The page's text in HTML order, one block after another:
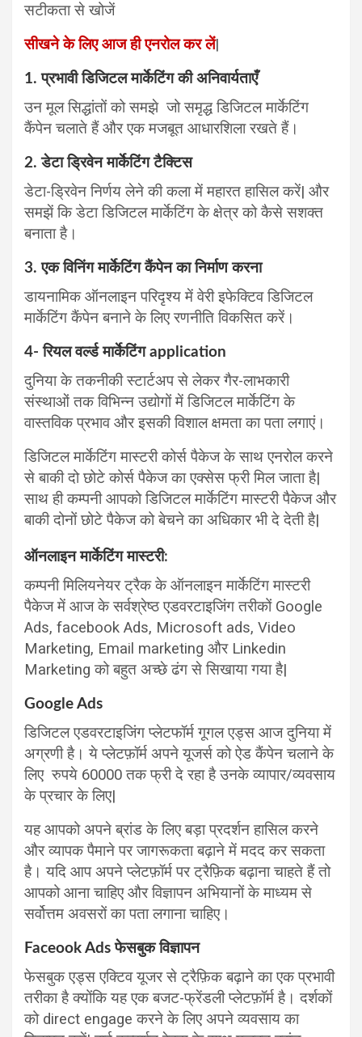
सटीकता से खोजें
सीखने के लिए आज ही एनरोल कर लें|
1. प्रभावी डिजिटल मार्केटिंग की अनिवार्यताएँ
उन मूल सिद्धांतों को समझे जो समृद्ध डिजिटल मार्केटिंग
कैंपेन चलाते हैं और एक मजबूत आधारशिला रखते हैं।
2. डेटा ड्रिवेन मार्केटिंग टैक्टिस
डेटा-ड्रिवेन निर्णय लेने की कला में महारत हासिल करें| और
समझें कि डेटा डिजिटल मार्केटिंग के क्षेत्र को कैसे सशक्त
बनाता है।
3. एक विनिंग मार्केटिंग कैंपेन का निर्माण करना
डायनामिक ऑनलाइन परिदृश्य में वेरी इफेक्टिव डिजिटल
मार्केटिंग कैंपेन बनाने के लिए रणनीति विकसित करें।
4- रियल वर्ल्ड मार्केटिंग application
दुनिया के तकनीकी स्टार्टअप से लेकर गैर-लाभकारी
संस्थाओं तक विभिन्न उद्योगों में डिजिटल मार्केटिंग के
वास्तविक प्रभाव और इसकी विशाल क्षमता का पता लगाएं।
डिजिटल मार्केटिंग मास्टरी कोर्स पैकेज के साथ एनरोल करने
से बाकी दो छोटे कोर्स पैकेज का एक्सेस फ्री मिल जाता है|
साथ ही कम्पनी आपको डिजिटल मार्केटिंग मास्टरी पैकेज और
बाकी दोनों छोटे पैकेज को बेचने का अधिकार भी दे देती है|
ऑनलाइन मार्केटिंग मास्टरी:
कम्पनी मिलियनेयर ट्रैक के ऑनलाइन मार्केटिंग मास्टरी
पैकेज में आज के सर्वश्रेष्ठ एडवरटाइजिंग तरीकों Google
Ads, facebook Ads, Microsoft ads, Video
Marketing, Email marketing और Linkedin
Marketing को बहुत अच्छे ढंग से सिखाया गया है|
Google Ads
डिजिटल एडवरटाइजिंग प्लेटफॉर्म गूगल एड्स आज दुनिया में
अग्रणी है। ये प्लेटफ़ॉर्म अपने यूजर्स को ऐड कैंपेन चलाने के
लिए रुपये 60000 तक फ्री दे रहा है उनके व्यापार/व्यवसाय
के प्रचार के लिए|
यह आपको अपने ब्रांड के लिए बड़ा प्रदर्शन हासिल करने
और व्यापक पैमाने पर जागरूकता बढ़ाने में मदद कर सकता
है। यदि आप अपने प्लेटफ़ॉर्म पर ट्रैफ़िक बढ़ाना चाहते हैं तो
आपको आना चाहिए और विज्ञापन अभियानों के माध्यम से
सर्वोत्तम अवसरों का पता लगाना चाहिए।
Faceook Ads फेसबुक विज्ञापन
फेसबुक एड्स एक्टिव यूजर से ट्रैफ़िक बढ़ाने का एक प्रभावी
तरीका है क्योंकि यह एक बजट-फ्रेंडली प्लेटफ़ॉर्म है। दर्शकों
को direct engage करने के लिए अपने व्यवसाय का